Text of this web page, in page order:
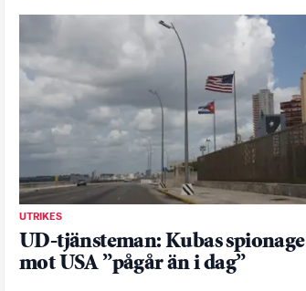
UTRIKES
UD-tjänsteman: Kubas spionage
mot USA ”pågår än i dag”